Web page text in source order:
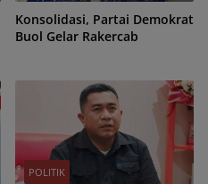
Konsolidasi, Partai Demokrat
Buol Gelar Rakercab
POLITIK